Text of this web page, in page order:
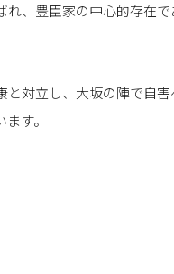
、豊臣家の中心的存在で
対立し、大坂の陣で自
す。